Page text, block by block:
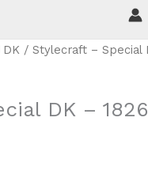
DK / Stylecraft – Special
DK –